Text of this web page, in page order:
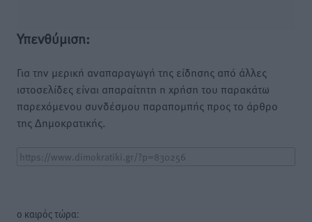
Υπενθύμιση:
Για την μερική αναπαραγωγή της είδησης από άλλες
ιστοσελίδες είναι απαραίτητη η χρήση του παρακάτω
παρεχόμενου συνδέσμου παραπομπής προς το άρθρο
της Δημοκρατικής.
o καιρός τώρα: